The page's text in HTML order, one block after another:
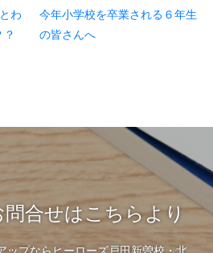
わ
今年小学校を卒業される６年生
の皆さんへ
合せはこちらより
ップならヒーローズ戸田新曽校・北